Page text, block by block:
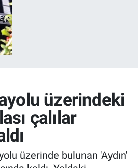
üzerindeki
çalılar
üzerinde bulunan 'Aydın'